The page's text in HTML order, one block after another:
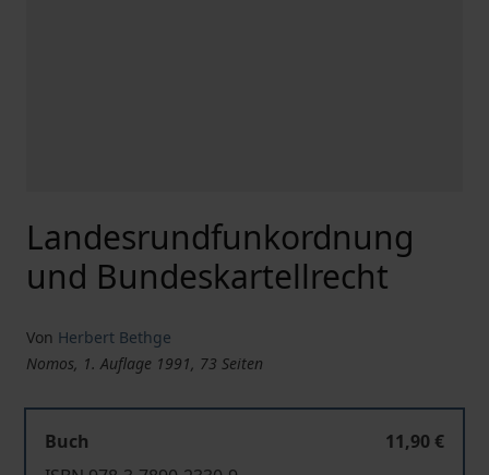
Landesrundfunkordnung
und Bundeskartellrecht
Von Herbert Bethge
Nomos, 1. Auflage 1991, 73 Seiten
Buch
11,90 €